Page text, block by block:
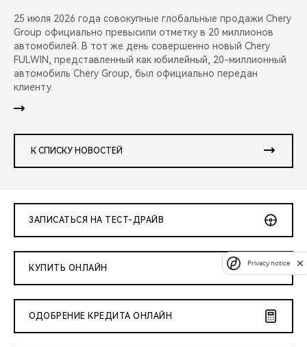
25 июля 2026 года совокупные глобальные продажи Chery
Group официально превысили отметку в 20 миллионов
автомобилей. В тот же день совершенно новый Chery
FULWIN, представленный как юбилейный, 20-миллионный
автомобиль Chery Group, был официально передан
клиенту.
К СПИСКУ НОВОСТЕЙ
ЗАПИСАТЬСЯ НА ТЕСТ-ДРАЙВ
КУПИТЬ ОНЛАЙН
ОДОБРЕНИЕ КРЕДИТА ОНЛАЙН
Privacy notice